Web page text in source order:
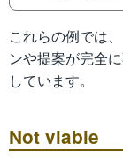
これらの例では
ンや提案が完全
しています。
Not viable